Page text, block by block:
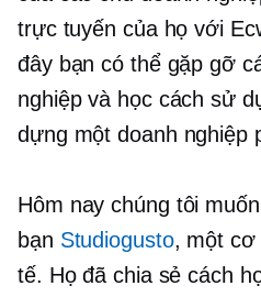
trực tuyến của họ với
đây bạn có thể gặp gỡ
nghiệp và học cách sử
dựng một doanh nghiệp
Hôm nay chúng tôi
bạn Studiogusto, một cơ
tế. Họ đã chia sẻ cách